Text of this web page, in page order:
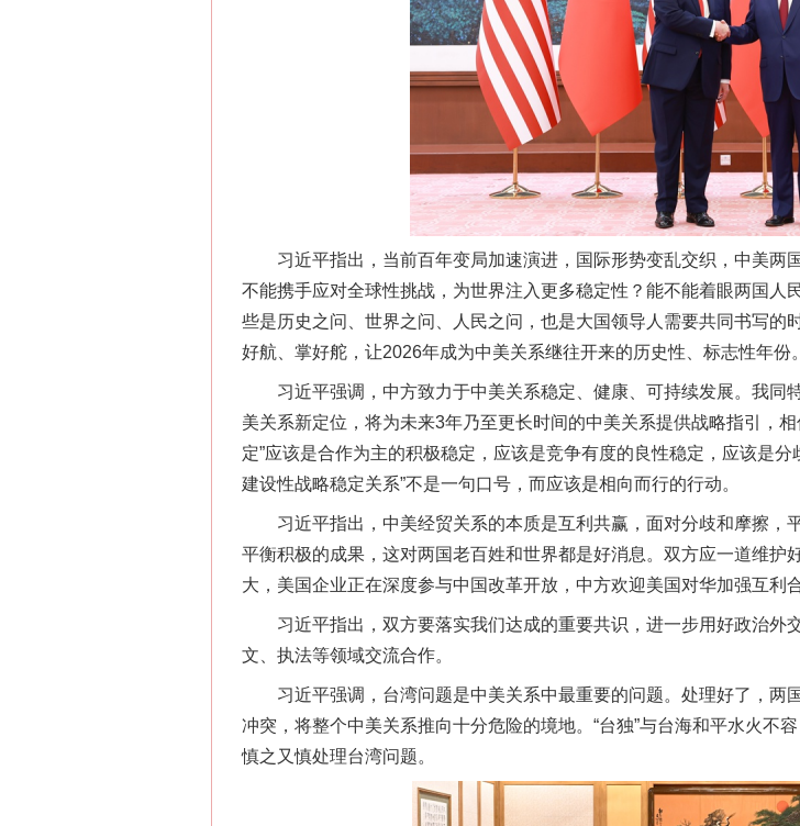
习近平指出，当前百年变局加速演进，国际形势变乱交织，中美两
不能携手应对全球性挑战，为世界注入更多稳定性？能不能着眼两国
些是历史之问、世界之问、人民之问，也是大国领导人需要共同书写的
好航、掌好舵，让2026年成为中美关系继往开来的历史性、标志性年份。
习近平强调，中方致力于中美关系稳定、健康、可持续发展。我同
美关系新定位，将为未来3年乃至更长时间的中美关系提供战略指引，
定”应该是合作为主的积极稳定，应该是竞争有度的良性稳定，应该是
建设性战略稳定关系”不是一句口号，而应该是相向而行的行动。
习近平指出，中美经贸关系的本质是互利共赢，面对分歧和摩擦，
平衡积极的成果，这对两国老百姓和世界都是好消息。双方应一道维护
大，美国企业正在深度参与中国改革开放，中方欢迎美国对华加强互利合
习近平指出，双方要落实我们达成的重要共识，进一步用好政治外
文、执法等领域交流合作。
习近平强调，台湾问题是中美关系中最重要的问题。处理好了，两
冲突，将整个中美关系推向十分危险的境地。“台独”与台海和平水火不
慎之又慎处理台湾问题。